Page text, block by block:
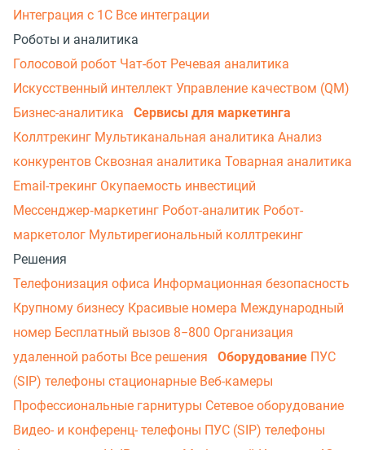
Интеграция с 1С Все интеграции
Роботы и аналитика
Голосовой робот Чат-бот Речевая аналитика
Искусственный интеллект Управление качеством (QM)
Бизнес-аналитика
Сервисы для маркетинга
Коллтрекинг Мультиканальная аналитика Анализ
конкурентов Сквозная аналитика Товарная аналитика
Email-трекинг Окупаемость инвестиций
Мессенджер‑маркетинг Робот-аналитик Робот-
маркетолог Мультирегиональный коллтрекинг
Решения
Телефонизация офиса Информационная безопасность
Крупному бизнесу Красивые номера Международный
номер Бесплатный вызов 8−800 Организация
удаленной работы Все решения Оборудование ПУС
(SIP) телефоны стационарные Веб-камеры
Профессиональные гарнитуры Сетевое оборудование
Видео- и конференц- телефоны ПУС (SIP) телефоны